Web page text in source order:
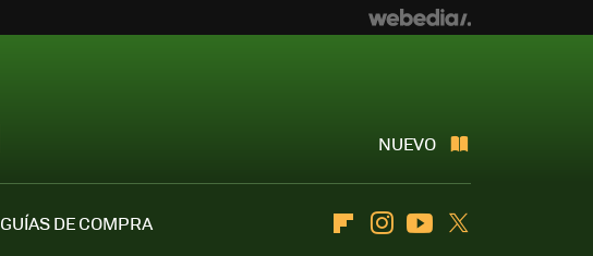
NUEVO
GUÍAS DE COMPRA
FlipboardInstagramYoutube